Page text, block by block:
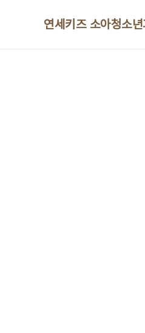
연세키즈 소아청소